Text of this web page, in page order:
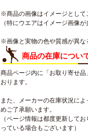
※商品の画像はイメージとして
（特にウエアはイメージ画像
※画像と実物の色や質感が異な
商品の在庫につい
商品ページ内に「お取り寄せ
おります。
また、メーカーの在庫状況に
めご了承願います。
（ページ情報は都度更新して
っている場合もございます）